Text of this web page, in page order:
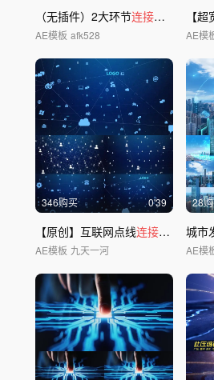
（无插件）2大环节连接分类
AE模板 afk528 AE模
346购买 0'39
【原创】互联网点线连接图标模板
AE模板 九天一河
28
AE模